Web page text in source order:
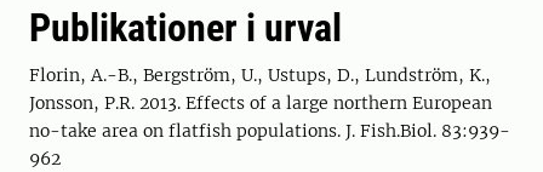
Publikationer i urval
Florin, A.-B., Bergström, U., Ustups, D., Lundström, K.,
Jonsson, P.R. 2013. Effects of a large northern European
no-take area on flatfish populations. J. Fish.Biol. 83:939-
962